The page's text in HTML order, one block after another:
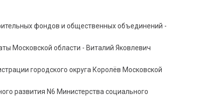
фондов и общественных объединений -
Московской области - Виталий Яковлевич
городского округа Королёв Московской
развития N6 Министерства социального